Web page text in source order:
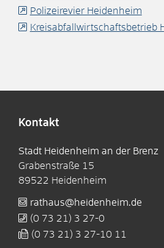
Polizeirevier Heidenheim
Kreisabfallwirtschaftsbetrieb
Kontakt
Stadt Heidenheim an der Brenz
Grabenstraße 15
89522 Heidenheim
rathaus@heidenheim.de
(0 73 21) 3 27-0
(0 73 21) 3 27-10 11